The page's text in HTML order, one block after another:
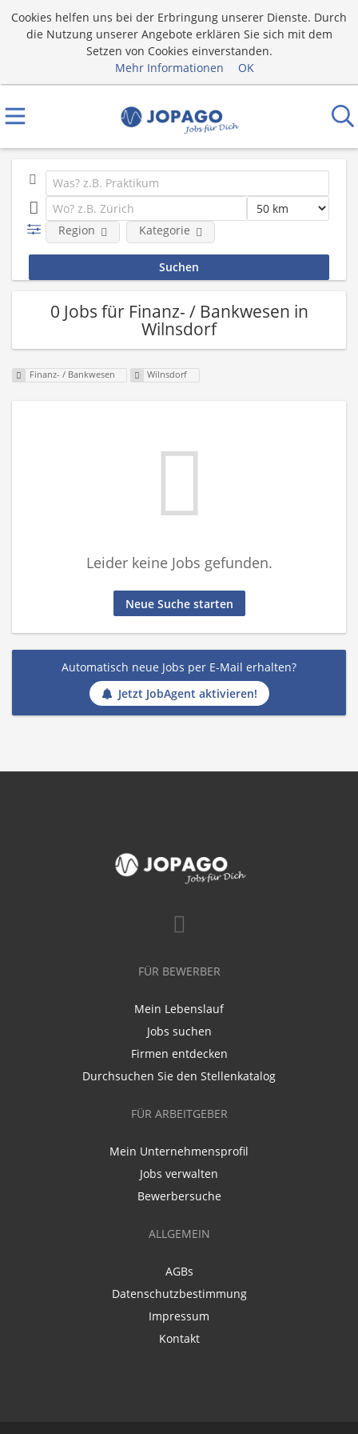
Cookies helfen uns bei der Erbringung unserer Dienste. Durch
die Nutzung unserer Angebote erklären Sie sich mit dem
Setzen von Cookies einverstanden.
Mehr Informationen
OK
Region Kategorie
0 Jobs für Finanz- / Bankwesen in
Wilnsdorf
Finanz- / Bankwesen Wilnsdorf
Leider keine Jobs gefunden.
Neue Suche starten
Automatisch neue Jobs per E-Mail erhalten?
Jetzt JobAgent aktivieren!
FÜR BEWERBER
Mein Lebenslauf
Jobs suchen
Firmen entdecken
Durchsuchen Sie den Stellenkatalog
FÜR ARBEITGEBER
Mein Unternehmensprofil
Jobs verwalten
Bewerbersuche
ALLGEMEIN
AGBs
Datenschutzbestimmung
Impressum
Kontakt